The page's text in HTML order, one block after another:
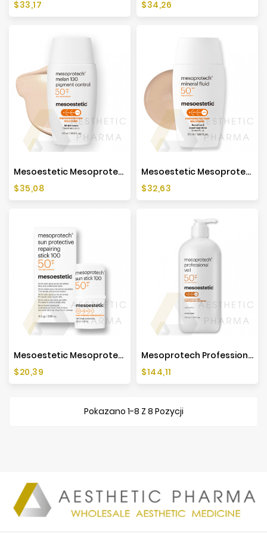
Cena
$33,17
Cena
$34,26
Mesoestetic Mesoprotech Melan 130 Pigment Control - 50ml
Cena
$35,08
Mesoestetic Mesoprotech Mineral Fluid SPF50 - 50ml
Cena
$32,63
Mesoestetic Mesoprotech Sun Protective Repairing Stick 100 - 4,5g
Cena
$20,39
Mesoprotech Professional Veil SPF50+ - 500ml - Mesoestetic
Cena
$144,11
Pokazano 1-8 Z 8 Pozycji